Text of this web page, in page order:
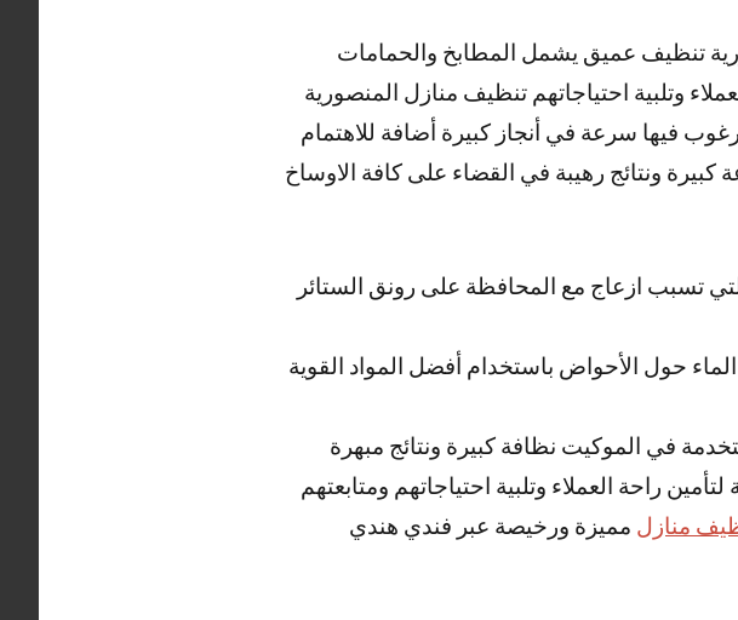
تنظيف عميق يشمل المطابخ والحمامات
وتلبية احتياجاتهم تنظيف منازل المنصورية
فيها سرعة في أنجاز كبيرة أضافة للاهتمام
ونتائج رهيبة في القضاء على كافة الاوساخ
تسبب ازعاج مع المحافظة على رونق الستائر
حول الأحواض باستخدام أفضل المواد القوية
في الموكيت نظافة كبيرة ونتائج مبهرة
عالية لتأمين راحة العملاء وتلبية احتياجاتهم ومتابعتهم
منازل مميزة ورخيصة عبر فندي هندي